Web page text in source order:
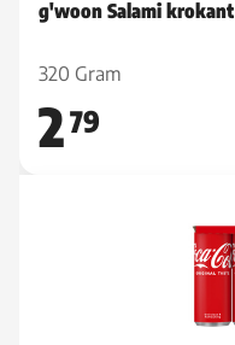
g'woon Salami krokant
320 Gram
279